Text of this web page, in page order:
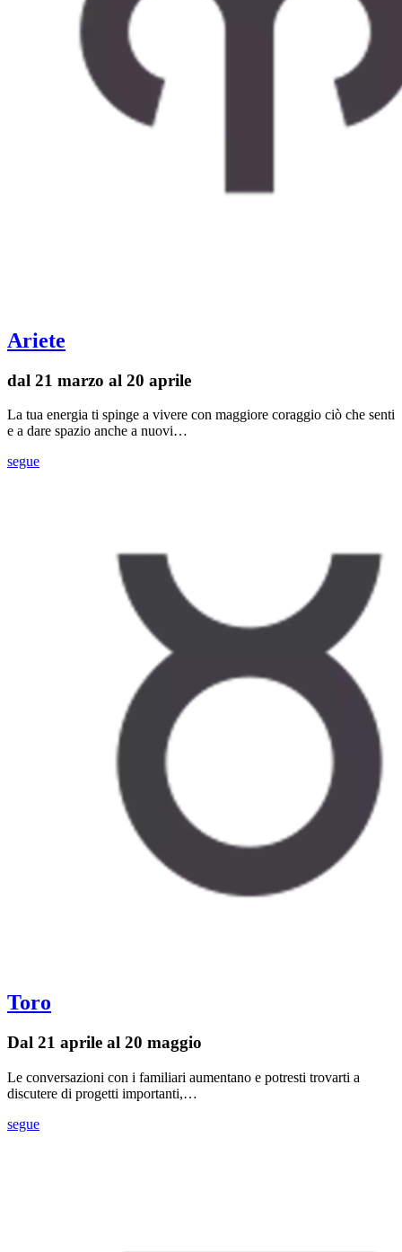
Ariete
dal 21 marzo al 20 aprile
La tua energia ti spinge a vivere con maggiore coraggio ciò che senti
e a dare spazio anche a nuovi…
segue
Toro
Dal 21 aprile al 20 maggio
Le conversazioni con i familiari aumentano e potresti trovarti a
discutere di progetti importanti,…
segue